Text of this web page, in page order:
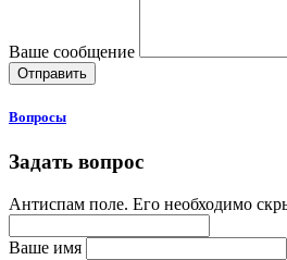
Ваше сообщение
Вопросы
Задать вопрос
Антиспам поле. Его необходимо
Ваше имя